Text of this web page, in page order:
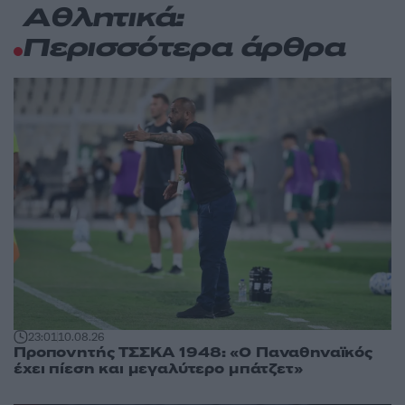
Αθλητικά:
Περισσότερα άρθρα
23:0110.08.26
Προπονητής ΤΣΣΚΑ 1948: «Ο Παναθηναϊκός
έχει πίεση και μεγαλύτερο μπάτζετ»